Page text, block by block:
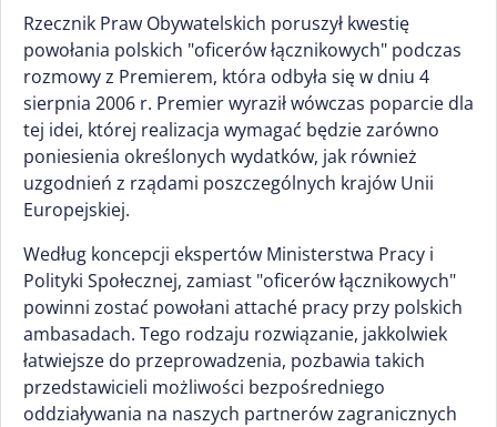
Rzecznik Praw Obywatelskich poruszył kwestię
powołania polskich "oficerów łącznikowych" podczas
rozmowy z Premierem, która odbyła się w dniu 4
sierpnia 2006 r. Premier wyraził wówczas poparcie dla
tej idei, której realizacja wymagać będzie zarówno
poniesienia określonych wydatków, jak również
uzgodnień z rządami poszczególnych krajów Unii
Europejskiej.
Według koncepcji ekspertów Ministerstwa Pracy i
Polityki Społecznej, zamiast "oficerów łącznikowych"
powinni zostać powołani attaché pracy przy polskich
ambasadach. Tego rodzaju rozwiązanie, jakkolwiek
łatwiejsze do przeprowadzenia, pozbawia takich
przedstawicieli możliwości bezpośredniego
oddziaływania na naszych partnerów zagranicznych